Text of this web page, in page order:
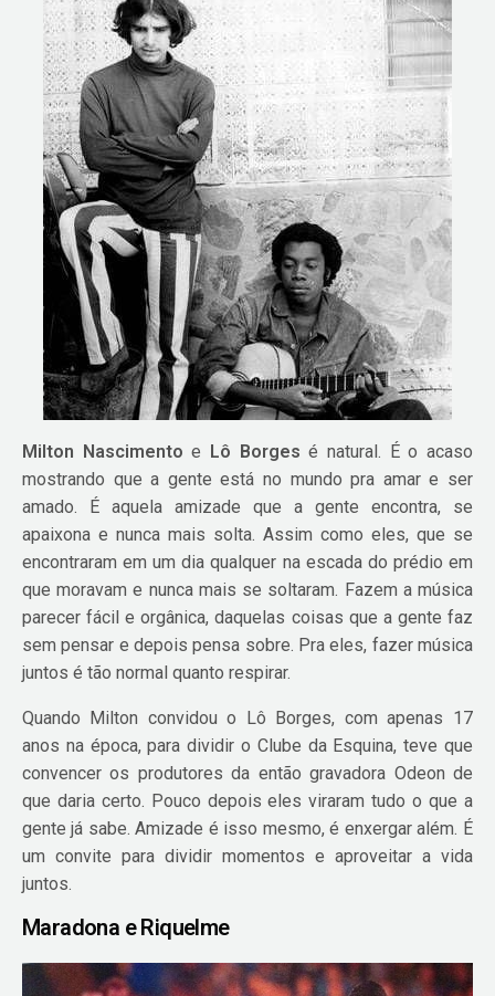
Milton Nascimento e Lô Borges é natural. É o acaso
mostrando que a gente está no mundo pra amar e ser
amado. É aquela amizade que a gente encontra, se
apaixona e nunca mais solta. Assim como eles, que se
encontraram em um dia qualquer na escada do prédio em
que moravam e nunca mais se soltaram. Fazem a música
parecer fácil e orgânica, daquelas coisas que a gente faz
sem pensar e depois pensa sobre. Pra eles, fazer música
juntos é tão normal quanto respirar.
Quando Milton convidou o Lô Borges, com apenas 17
anos na época, para dividir o Clube da Esquina, teve que
convencer os produtores da então gravadora Odeon de
que daria certo. Pouco depois eles viraram tudo o que a
gente já sabe. Amizade é isso mesmo, é enxergar além. É
um convite para dividir momentos e aproveitar a vida
juntos.
Maradona e Riquelme